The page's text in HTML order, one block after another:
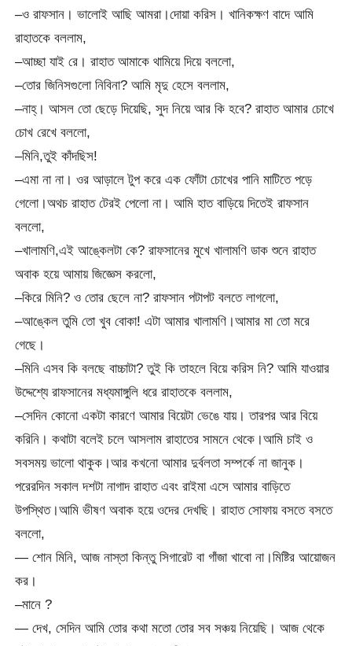
–ও রাফসান। ভালোই আছি আমরা।দোয়া করিস। খানিকক্ষণ বাদে আমি
রাহাতকে বললাম,
–আচ্ছা যাই রে। রাহাত আমাকে থামিয়ে দিয়ে বললো,
–তোর জিনিসগুলো নিবিনা? আমি মৃদু হেসে বললাম,
–নাহ্। আসল তো ছেড়ে দিয়েছি, সুদ নিয়ে আর কি হবে? রাহাত আমার চোখে
চোখ রেখে বললো,
–মিনি,তুই কাঁদছিস!
–এমা না না। ওর আড়ালে টুপ করে এক ফোঁটা চোখের পানি মাটিতে পড়ে
গেলো।অথচ রাহাত টেরই পেলো না। আমি হাত বাড়িয়ে দিতেই রাফসান
বললো,
–খালামণি,এই আঙ্কেলটা কে? রাফসানের মুখে খালামণি ডাক শুনে রাহাত
অবাক হয়ে আমায় জিজ্ঞেস করলো,
–কিরে মিনি? ও তোর ছেলে না? রাফসান পটাপট বলতে লাগলো,
–আঙ্কেল তুমি তো খুব বোকা! এটা আমার খালামণি।আমার মা তো মরে
গেছে।
–মিনি এসব কি বলছে বাচ্চাটা? তুই কি তাহলে বিয়ে করিস নি? আমি যাওয়ার
উদ্দেশ্যে রাফসানের মধ্যমাঙ্গুলি ধরে রাহাতকে বললাম,
–সেদিন কোনো একটা কারণে আমার বিয়েটা ভেঙে যায়। তারপর আর বিয়ে
করিনি। কথাটা বলেই চলে আসলাম রাহাতের সামনে থেকে।আমি চাই ও
সবসময় ভালো থাকুক।আর কখনো আমার দুর্বলতা সম্পর্কে না জানুক।
পরেরদিন সকাল দশটা নাগাদ রাহাত এবং রাইমা এসে আমার বাড়িতে
উপস্থিত।আমি ভীষণ অবাক হয়ে ওদের দেখছি। রাহাত সোফায় বসতে বসতে
বললো,
— শোন মিনি, আজ নাস্তা কিন্তু সিগারেট বা গাঁজা খাবো না।মিষ্টির আয়োজন
কর।
–মানে ?
— দেখ, সেদিন আমি তোর কথা মতো তোর সব সঞ্চয় নিয়েছি। আজ থেকে